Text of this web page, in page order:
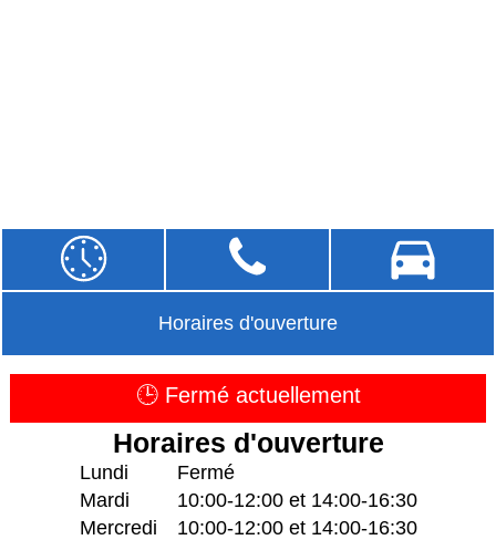
Horaires d'ouverture
🕒 Fermé actuellement
Horaires d'ouverture
Lundi
Fermé
Mardi
10:00-12:00 et 14:00-16:30
Mercredi
10:00-12:00 et 14:00-16:30